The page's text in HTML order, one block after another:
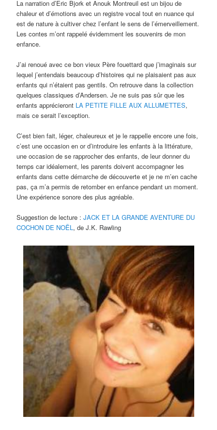
La narration d’Eric Bjork et Anouk Montreuil est un bijou de
chaleur et d’émotions avec un registre vocal tout en nuance qui
est de nature à cultiver chez l’enfant le sens de l’émerveillement.
Les contes m’ont rappelé évidemment les souvenirs de mon
enfance.
J’ai renoué avec ce bon vieux Père fouettard que j’imaginais sur
lequel j’entendais beaucoup d’histoires qui ne plaisaient pas aux
enfants qui n’étaient pas gentils. On retrouve dans la collection
quelques classiques d’Andersen. Je ne suis pas sûr que les
enfants apprécieront LA PETITE FILLE AUX ALLUMETTES,
mais ce serait l’exception.
C’est bien fait, léger, chaleureux et je le rappelle encore une fois,
c’est une occasion en or d’introduire les enfants à la littérature,
une occasion de se rapprocher des enfants, de leur donner du
temps car idéalement, les parents doivent accompagner les
enfants dans cette démarche de découverte et je ne m’en cache
pas, ça m’a permis de retomber en enfance pendant un moment.
Une expérience sonore des plus agréable.
Suggestion de lecture :JACK ET LA GRANDE AVENTURE DU
COCHON DE NOËL, de J.K. Rawling